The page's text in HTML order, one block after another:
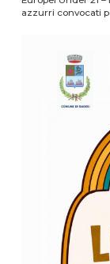
azzurri convocati